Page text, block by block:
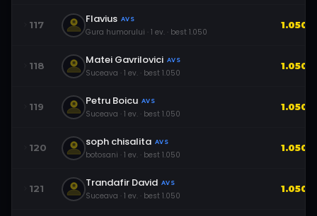
117 Flavius AVS
Gura humorului · 1 ev. · best 1.050
1.050
118 Matei Gavrilovici AVS
Suceava · 1 ev. · best 1.050
1.050
119 Petru Boicu AVS
Suceava · 1 ev. · best 1.050
1.050
120 soph chisalita AVS
botosani · 1 ev. · best 1.050
1.050
121 Trandafir David AVS
Suceava · 1 ev. · best 1.050
1.050